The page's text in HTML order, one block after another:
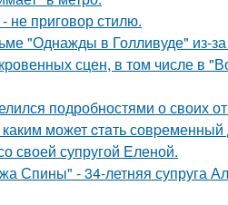
не приговор стилю.
"Однажды в Голливуде" из-
сцен, в том числе в
подробностями о своих
может cтaть совpеменный
своей супругой Еленой.
Спины" - 34-летняя супруга